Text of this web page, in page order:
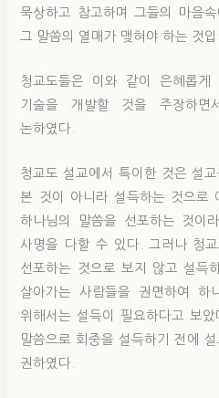
묵상하고 참고하며 그들의 마음
그 말씀의 열매가 맺혀야 하는 것입
청교도들은 이와 같이 은혜롭게
기술을 개발할 것을 주장하면
논하였다.
청교도 설교에서 특이한 것은 설
본 것이 아니라 설득하는 것으로
하나님의 말씀을 선포하는 것이
사명을 다할 수 있다. 그러나 청
선포하는 것으로 보지 않고 설득
살아가는 사람들을 권면하여 하
위해서는 설득이 필요하다고 보
말씀으로 회중을 설득하기 전에
권하였다.